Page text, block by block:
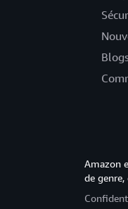
Amazon
de